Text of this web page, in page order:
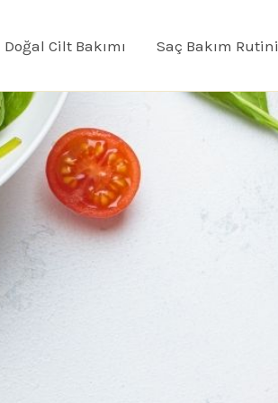
Doğal Cilt Bakımı Saç Bakım Rutini